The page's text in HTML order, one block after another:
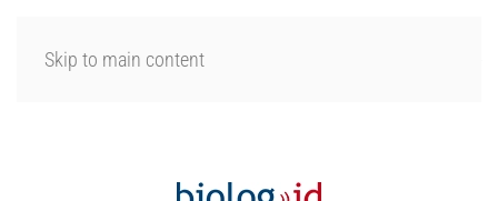
Skip to main content